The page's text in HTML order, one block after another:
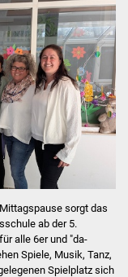
/
sorgt das
ab der 5.
alle 6er und "da-
Spiele, Musik, Tanz,
Spielplatz sich